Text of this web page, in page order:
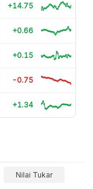
+14.75
+0.66
+0.15
-0.75
+1.34
Nilai Tukar